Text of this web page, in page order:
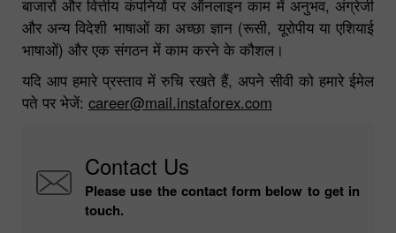
हम वित्तीय व्यापार सार में अंतर्दृष्टि की सराहना करते हैं, वित्तीय
बाजारों और वित्तीय कंपनियों पर ऑनलाइन काम में अनुभव, अंग्रेजी
और अन्य विदेशी भाषाओं का अच्छा ज्ञान (रूसी, यूरोपीय या एशियाई
भाषाओं) और एक संगठन में काम करने के कौशल।
यदि आप हमारे प्रस्ताव में रुचि रखते हैं, अपने सीवी को हमारे ईमेल
Contact Us